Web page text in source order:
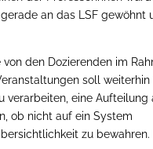
an das LSF gewöhnt
den Dozierenden im
soll weiterhin
verarbeiten, eine Aufteilung
ob nicht auf ein System
zu bewahren.